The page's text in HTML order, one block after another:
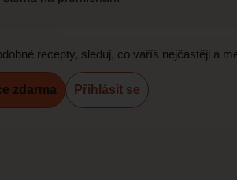
recepty, sleduj, co vaříš nejčastěji a
zdarma
Přihlásit se